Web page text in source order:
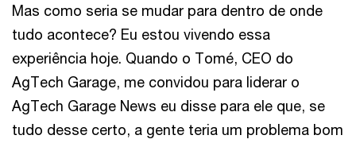
Mas como seria se mudar para dentro de onde
tudo acontece? Eu estou vivendo essa
experiência hoje. Quando o Tomé, CEO do
AgTech Garage, me convidou para liderar o
AgTech Garage News eu disse para ele que, se
tudo desse certo, a gente teria um problema bom